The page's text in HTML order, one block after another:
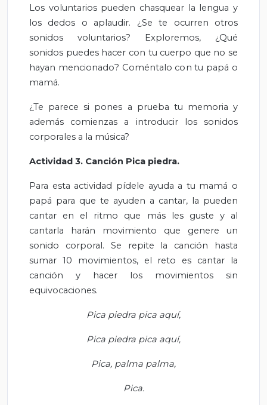
Los voluntarios pueden chasquear la lengua y
los dedos o aplaudir. ¿Se te ocurren otros
sonidos voluntarios? Exploremos, ¿Qué
sonidos puedes hacer con tu cuerpo que no se
hayan mencionado? Coméntalo con tu papá o
mamá.
¿Te parece si pones a prueba tu memoria y
además comienzas a introducir los sonidos
corporales a la música?
Actividad 3. Canción Pica piedra.
Para esta actividad pídele ayuda a tu mamá o
papá para que te ayuden a cantar, la pueden
cantar en el ritmo que más les guste y al
cantarla harán movimiento que genere un
sonido corporal. Se repite la canción hasta
sumar 10 movimientos, el reto es cantar la
canción y hacer los movimientos sin
equivocaciones.
Pica piedra pica aquí,
Pica piedra pica aquí,
Pica, palma palma,
Pica.